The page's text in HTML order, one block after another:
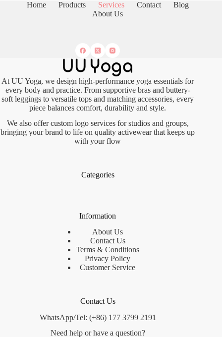
Home Products Services Contact
Blog
About Us
At UU Yoga, we design high-performance yoga essentials for
every body and practice. From supportive bras and buttery-
soft leggings to versatile tops and matching accessories, every
piece balances comfort, durability and style.
We also offer custom logo services for studios and groups,
bringing your brand to life on quality activewear that keeps up
with your flow
Categories
Information
About Us
Contact Us
Terms & Conditions
Privacy Policy
Customer Service
Contact Us
WhatsApp/Tel: (+86) 177 3799 2191
Need help or have a question?